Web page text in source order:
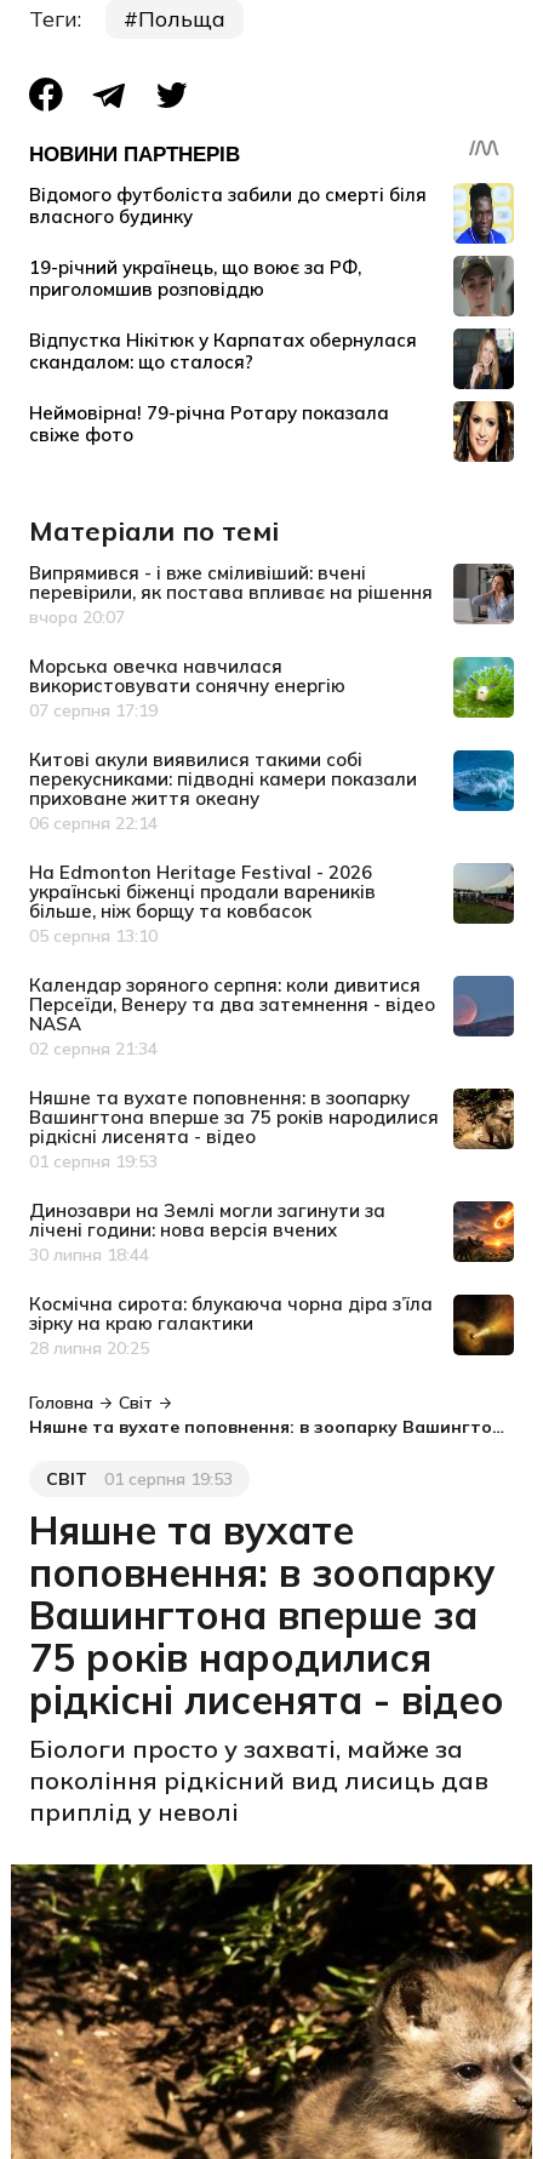
Теги: Польща
Матеріали по темі
Випрямився - і вже сміливіший: вчені
перевірили, як постава впливає на рішення
Дата публікації
вчора 20:07
Морська овечка навчилася
використовувати сонячну енергію
Дата публікації
07 серпня 17:19
Китові акули виявилися такими собі
перекусниками: підводні камери показали
приховане життя океану
Дата публікації
06 серпня 22:14
На Edmonton Heritage Festival - 2026
українські біженці продали вареників
більше, ніж борщу та ковбасок
Дата публікації
05 серпня 13:10
Календар зоряного серпня: коли дивитися
Персеїди, Венеру та два затемнення - відео
NASA
Дата публікації
02 серпня 21:34
Няшне та вухате поповнення: в зоопарку
Вашингтона вперше за 75 років народилися
рідкісні лисенята - відео
Дата публікації
01 серпня 19:53
Динозаври на Землі могли загинути за
лічені години: нова версія вчених
Дата публікації
30 липня 18:44
Космічна сирота: блукаюча чорна діра з’їла
зірку на краю галактики
Дата публікації
28 липня 20:25
Головна
Світ
Няшне та вухате поповнення: в зоопарку Вашингтона вперше за 75 років народилися рідкісні лисенята - відео
Категорія
СВІТ
Дата публікації
01 серпня 19:53
Няшне та вухате
поповнення: в зоопарку
Вашингтона вперше за
75 років народилися
рідкісні лисенята - відео
Біологи просто у захваті, майже за
покоління рідкісний вид лисиць дав
приплід у неволі